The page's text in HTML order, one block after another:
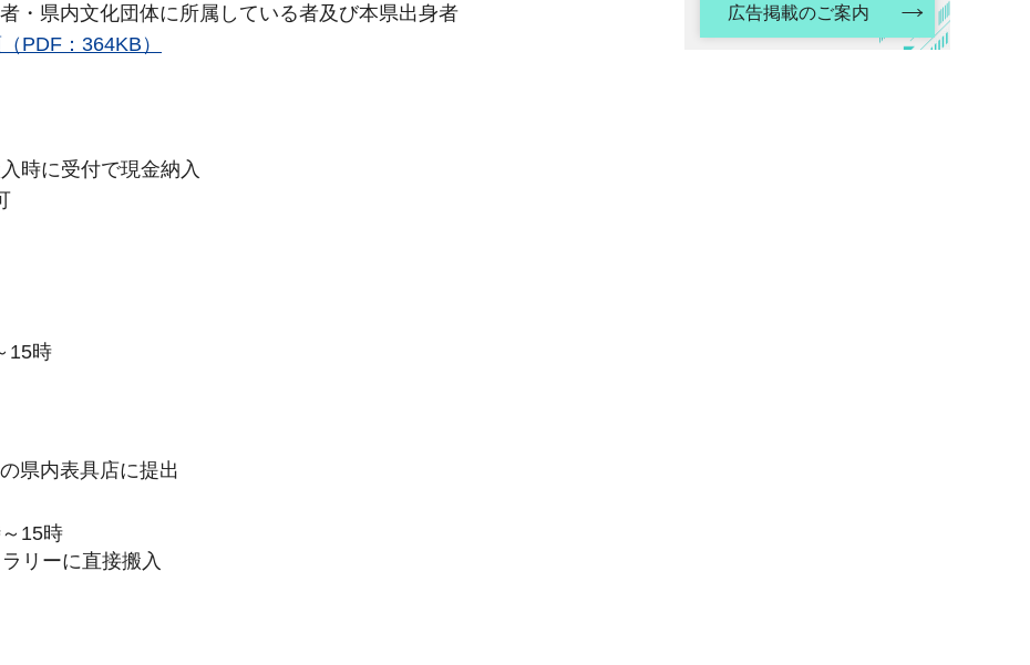
・県内文化団体に所属している者及び本県出身者
PDF：364KB）
時に受付で現金納入
15時
県内表具店に提出
15時
リーに直接搬入
広告掲載のご案内